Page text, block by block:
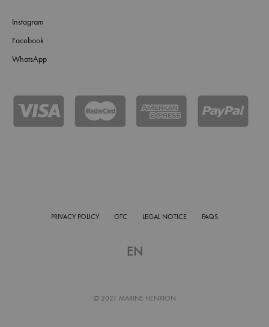
Instagram
Facebook
WhatsApp
© 2021 MARINE HENRION
PRIVACY POLICY GTC LEGAL NOTICE FAQS
EN